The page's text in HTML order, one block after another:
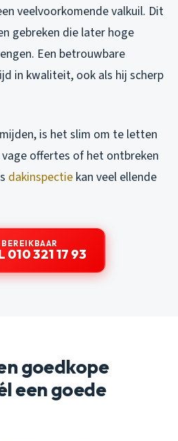
veelvoorkomende valkuil. Dit
gebreken die later hoge
Een betrouwbare
in kwaliteit, ook als hij scherp
is het slim om te letten
offertes of het ontbreken
dakinspectie kan veel ellende
BEREIKBAAR
010 321 17 93
goedkope
een goede